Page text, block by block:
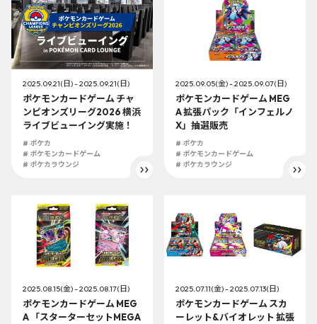
2025.09.21(日) - 2025.09.21(日)
ポケモンカードゲーム チャ
ンピオンズリーグ2026 横浜
ライブビューイング実施！
# ポケカ
# ポケモンカードゲーム
# ポケカラウンジ
2025.09.05(金) - 2025.09.07(日)
ポケモンカードゲーム MEG
A 拡張パック「インフェルノ
X」抽選販売
# ポケカ
# ポケモンカードゲーム
# ポケカラウンジ
2025.08.15(金) - 2025.08.17(日)
ポケモンカードゲーム MEG
A 「スターターセットMEGA
2025.07.11(金) - 2025.07.13(日)
ポケモンカードゲーム スカ
ーレット&バイオレット 拡張